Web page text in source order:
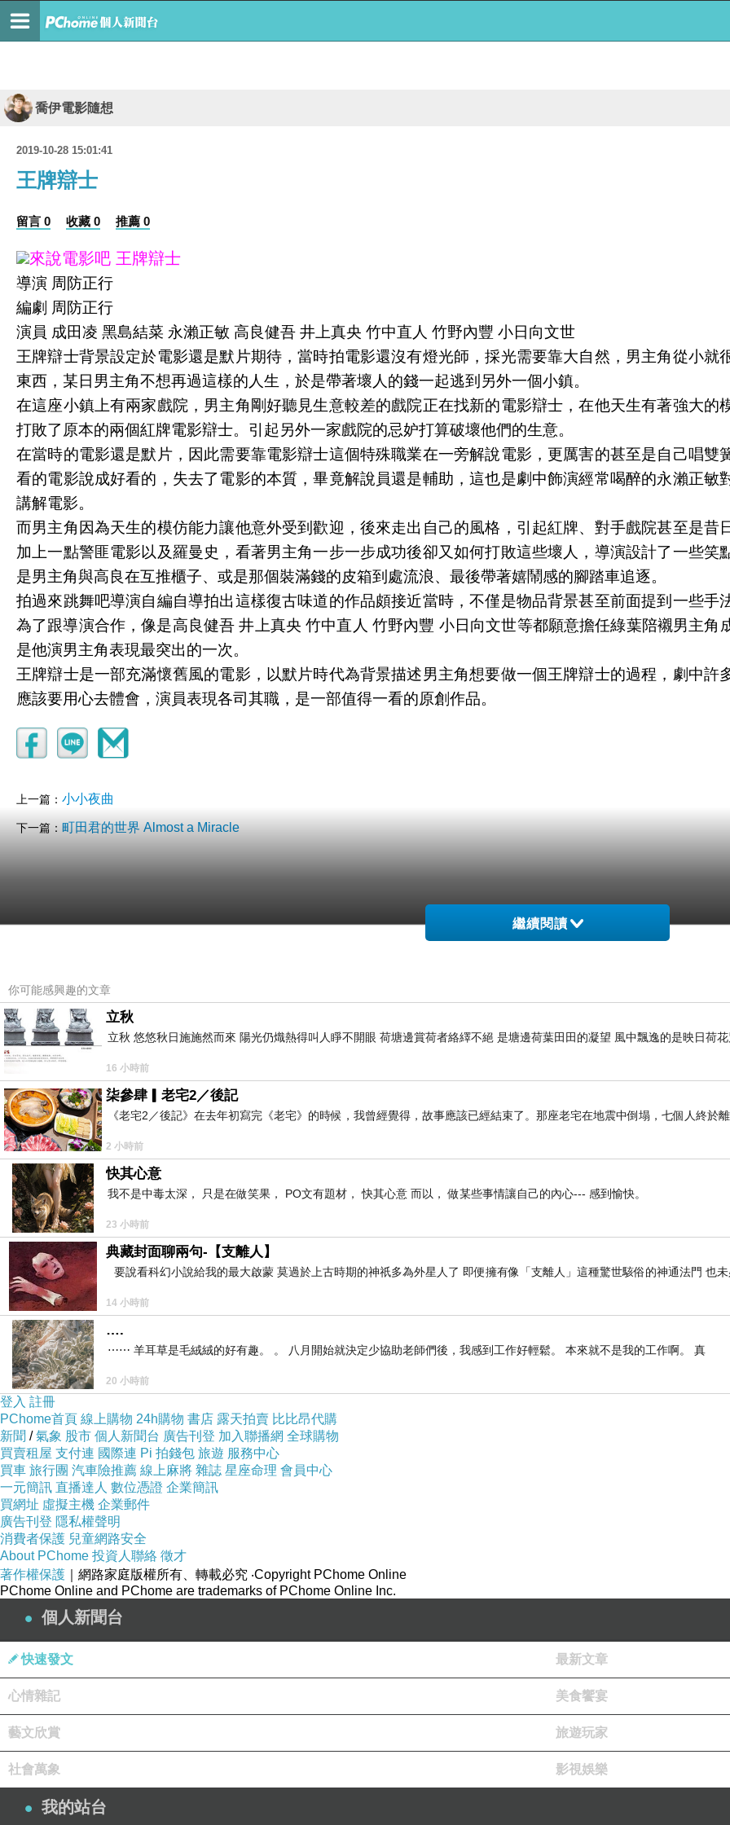
喬伊電影隨想
2019-10-28 15:01:41
王牌辯士
留言 0 收藏 0 推薦 0
來說電影吧 王牌辯士
導演 周防正行
編劇 周防正行
演員 成田凌 黑島結菜 永瀨正敏 高良健吾 井上真央 竹中直人 竹野內豐 小日向文世
王牌辯士背景設定於電影還是默片期待，當時拍電影還沒有燈光師，採光需要靠大自然，男主角從小
東西，某日男主角不想再過這樣的人生，於是帶著壞人的錢一起逃到另外一個小鎮。
在這座小鎮上有兩家戲院，男主角剛好聽見生意較差的戲院正在找新的電影辯士，在他天生有著強大
打敗了原本的兩個紅牌電影辯士。引起另外一家戲院的忌妒打算破壞他們的生意。
在當時的電影還是默片，因此需要靠電影辯士這個特殊職業在一旁解說電影，更厲害的甚至是自己唱
看的電影說成好看的，失去了電影的本質，畢竟解說員還是輔助，這也是劇中飾演經常喝醉的永瀨正
講解電影。
而男主角因為天生的模仿能力讓他意外受到歡迎，後來走出自己的風格，引起紅牌、對手戲院甚至是
加上一點警匪電影以及羅曼史，看著男主角一步一步成功後卻又如何打敗這些壞人，導演設計了一些
是男主角與高良在互推櫃子、或是那個裝滿錢的皮箱到處流浪、最後帶著嬉鬧感的腳踏車追逐。
拍過來跳舞吧導演自編自導拍出這樣復古味道的作品頗接近當時，不僅是物品背景甚至前面提到一些
為了跟導演合作，像是高良健吾 井上真央 竹中直人 竹野內豐 小日向文世等都願意擔任綠葉陪襯男主
是他演男主角表現最突出的一次。
王牌辯士是一部充滿懷舊風的電影，以默片時代為背景描述男主角想要做一個王牌辯士的過程，劇中
應該要用心去體會，演員表現各司其職，是一部值得一看的原創作品。
上一篇： 小小夜曲
下一篇： 町田君的世界 Almost a Miracle
繼續閱讀
你可能感興趣的文章
立秋
立秋 悠悠秋日施施然而來 陽光仍熾熱得叫人睜不開眼 荷塘邊賞荷者絡繹不絕 是塘邊荷葉田田的凝望 風中飄逸的是映日荷
16 小時前
柒參肆▎老宅2／後記
《老宅2／後記》在去年初寫完《老宅》的時候，我曾經覺得，故事應該已經結束了。那座老宅在地震中倒塌，七個人終於
2 小時前
快其心意
我不是中毒太深， 只是在做笑果， PO文有題材， 快其心意 而以， 做某些事情讓自己的內心--- 感到愉快。
23 小時前
典藏封面聊兩句-【支離人】
要說看科幻小說給我的最大啟蒙 莫過於上古時期的神祇多為外星人了 即便擁有像「支離人」這種驚世駭俗的神通法門 也
14 小時前
….
⋯⋯ 羊耳草是毛絨絨的好有趣。 。 八月開始就決定少協助老師們後，我感到工作好輕鬆。 本來就不是我的工作啊。 真
20 小時前
登入 註冊
PChome首頁 線上購物 24h購物 書店 露天拍賣 比比昂代購
新聞 /氣象 股市 個人新聞台 廣告刊登 加入聯播網 全球購物
買賣租屋 支付連 國際連 Pi 拍錢包 旅遊 服務中心
買車 旅行團 汽車險推薦 線上麻將 雜誌 星座命理 會員中心
一元簡訊 直播達人 數位憑證 企業簡訊
買網址 虛擬主機 企業郵件
廣告刊登 隱私權聲明
消費者保護 兒童網路安全
About PChome 投資人聯絡 徵才
著作權保護 ｜網路家庭版權所有、轉載必究 ‧Copyright PChome Online
PChome Online and PChome are trademarks of PChome Online Inc.
個人新聞台
快速發文 最新文章
心情雜記 美食饗宴
藝文欣賞 旅遊玩家
社會萬象 影視娛樂
我的站台